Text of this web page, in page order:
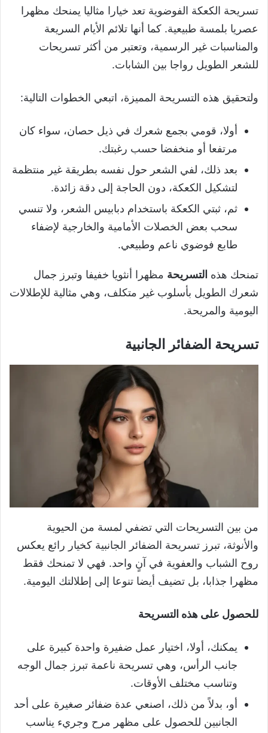
تسريحة الكعكة الفوضوية تعد خيارا مثاليا يمنحك مظهرا
عصريا بلمسة طبيعية. كما أنها تلائم الأيام السريعة
والمناسبات غير الرسمية، وتعتبر من أكثر تسريحات
للشعر الطويل رواجا بين الشابات.
ولتحقيق هذه التسريحة المميزة، اتبعي الخطوات التالية:
أولا، قومي بجمع شعرك في ذيل حصان، سواء كان
مرتفعا أو منخفضا حسب رغبتك.
بعد ذلك، لفي الشعر حول نفسه بطريقة غير منتظمة
لتشكيل الكعكة، دون الحاجة إلى دقة زائدة.
ثم، ثبتي الكعكة باستخدام دبابيس الشعر، ولا تنسي
سحب بعض الخصلات الأمامية والخارجية لإضفاء
طابع فوضوي ناعم وطبيعي.
تمنحك هذه التسريحة مظهرا أنثويا خفيفا وتبرز جمال
شعرك الطويل بأسلوب غير متكلف، وهي مثالية للإطلالات
اليومية والمريحة.
تسريحة الضفائر الجانبية
من بين التسريحات التي تضفي لمسة من الحيوية
والأنوثة، تبرز تسريحة الضفائر الجانبية كخيار رائع يعكس
روح الشباب والعفوية في آنٍ واحد. فهي لا تمنحك فقط
مظهرا جذابا، بل تضيف أيضا تنوعا إلى إطلالتك اليومية.
للحصول على هذه التسريحة
يمكنك، أولا، اختيار عمل ضفيرة واحدة كبيرة على
جانب الرأس، وهي تسريحة ناعمة تبرز جمال الوجه
وتناسب مختلف الأوقات.
أو، بدلاً من ذلك، اصنعي عدة ضفائر صغيرة على أحد
الجانبين للحصول على مظهر مرح وجريء يناسب